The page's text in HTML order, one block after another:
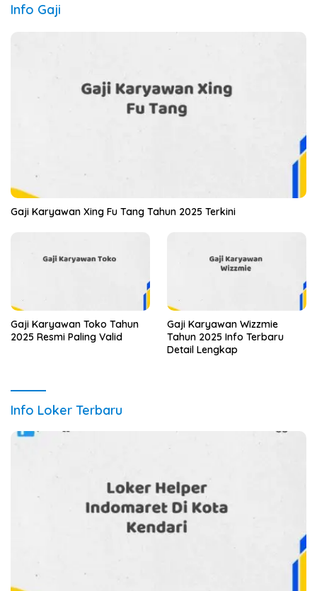
Info Gaji
Gaji Karyawan Xing Fu Tang Tahun 2025 Terkini
Gaji Karyawan Toko Tahun
2025 Resmi Paling Valid
Gaji Karyawan Wizzmie
Tahun 2025 Info Terbaru
Detail Lengkap
Info Loker Terbaru